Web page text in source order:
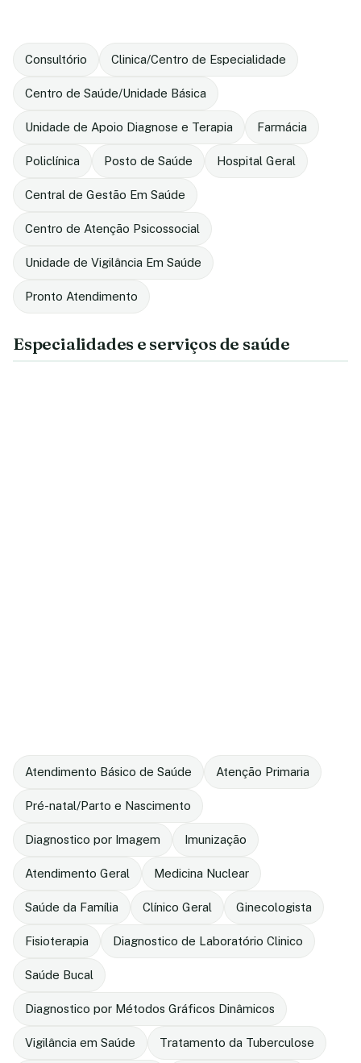
Consultório Clinica/Centro de Especialidade
Centro de Saúde/Unidade Básica
Unidade de Apoio Diagnose e Terapia Farmácia
Policlínica Posto de Saúde Hospital Geral
Central de Gestão Em Saúde
Centro de Atenção Psicossocial
Unidade de Vigilância Em Saúde
Pronto Atendimento
Especialidades e serviços de saúde
Atendimento Básico de Saúde Atenção Primaria
Pré-natal/Parto e Nascimento
Diagnostico por Imagem Imunização
Atendimento Geral Medicina Nuclear
Saúde da Família Clínico Geral Ginecologista
Fisioterapia Diagnostico de Laboratório Clinico
Saúde Bucal
Diagnostico por Métodos Gráficos Dinâmicos
Vigilância em Saúde Tratamento da Tuberculose